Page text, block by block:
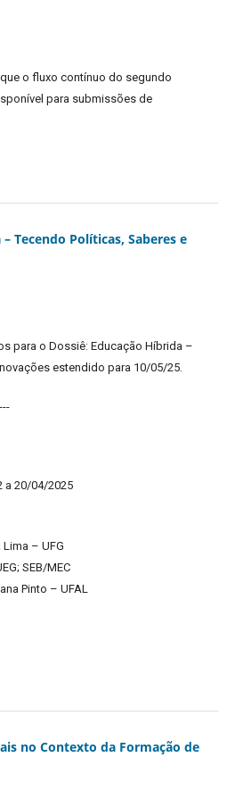
o fluxo contínuo do segundo
para submissões de
Tecendo Políticas, Saberes e
para o Dossiê: Educação Híbrida –
estendido para 10/05/25.
a 20/04/2025
– UFG
SEB/MEC
Pinto – UFAL
no Contexto da Formação de